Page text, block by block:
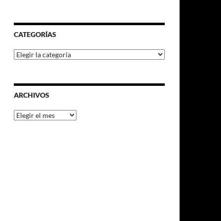
CATEGORÍAS
Categorías
ARCHIVOS
Archivos